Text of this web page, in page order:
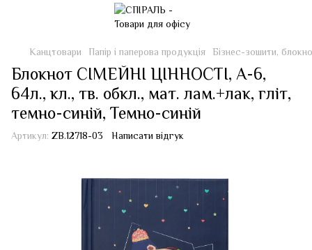
Канцтовари Папір і паперова продукція Бізнес-зошити,
Блокнот СІМЕЙНІ ЦІННОСТІ, А-6,
64л., кл., тв. обкл., мат. лам.+лак, гліт,
темно-синій, Темно-синій
Артикул: ZB.12718-03 Написати відгук